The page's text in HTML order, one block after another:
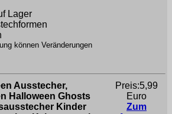
Lager
können Veränderungen
Ausstecher,
Halloween Ghosts
Kinder
Preis:5,99
Euro
Zum